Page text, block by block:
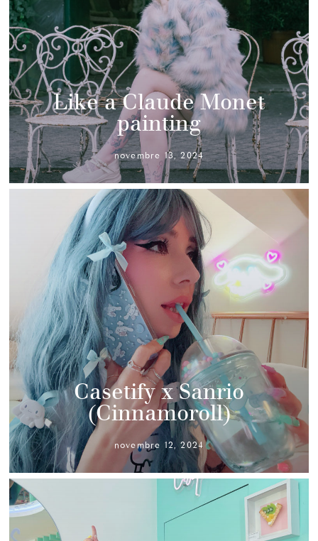
Like a Claude Monet
painting
novembre 13, 2024
Casetify x Sanrio
(Cinnamoroll)
novembre 12, 2024